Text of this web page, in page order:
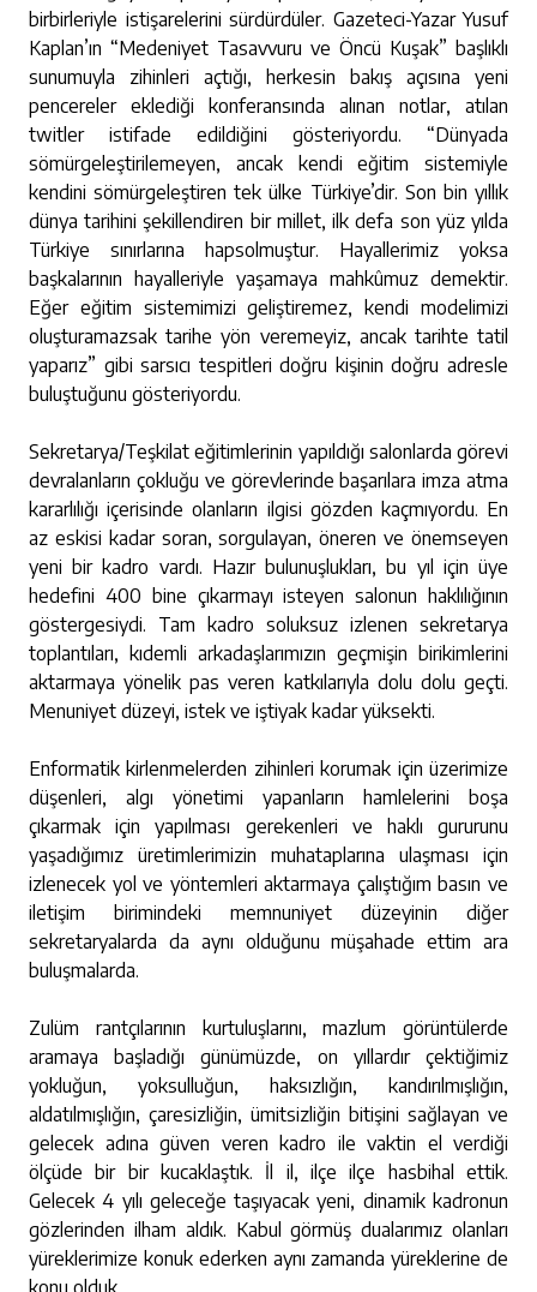
birbirleriyle istişarelerini sürdürdüler. Gazeteci-Yazar Yusuf
Kaplan’ın “Medeniyet Tasavvuru ve Öncü Kuşak” başlıklı
sunumuyla zihinleri açtığı, herkesin bakış açısına yeni
pencereler eklediği konferansında alınan notlar, atılan
twitler istifade edildiğini gösteriyordu. “Dünyada
sömürgeleştirilemeyen, ancak kendi eğitim sistemiyle
kendini sömürgeleştiren tek ülke Türkiye’dir. Son bin yıllık
dünya tarihini şekillendiren bir millet, ilk defa son yüz yılda
Türkiye sınırlarına hapsolmuştur. Hayallerimiz yoksa
başkalarının hayalleriyle yaşamaya mahkûmuz demektir.
Eğer eğitim sistemimizi geliştiremez, kendi modelimizi
oluşturamazsak tarihe yön veremeyiz, ancak tarihte tatil
yaparız” gibi sarsıcı tespitleri doğru kişinin doğru adresle
buluştuğunu gösteriyordu.
Sekretarya/Teşkilat eğitimlerinin yapıldığı salonlarda görevi
devralanların çokluğu ve görevlerinde başarılara imza atma
kararlılığı içerisinde olanların ilgisi gözden kaçmıyordu. En
az eskisi kadar soran, sorgulayan, öneren ve önemseyen
yeni bir kadro vardı. Hazır bulunuşlukları, bu yıl için üye
hedefini 400 bine çıkarmayı isteyen salonun haklılığının
göstergesiydi. Tam kadro soluksuz izlenen sekretarya
toplantıları, kıdemli arkadaşlarımızın geçmişin birikimlerini
aktarmaya yönelik pas veren katkılarıyla dolu dolu geçti.
Menuniyet düzeyi, istek ve iştiyak kadar yüksekti.
Enformatik kirlenmelerden zihinleri korumak için üzerimize
düşenleri, algı yönetimi yapanların hamlelerini boşa
çıkarmak için yapılması gerekenleri ve haklı gururunu
yaşadığımız üretimlerimizin muhataplarına ulaşması için
izlenecek yol ve yöntemleri aktarmaya çalıştığım basın ve
iletişim birimindeki memnuniyet düzeyinin diğer
sekretaryalarda da aynı olduğunu müşahade ettim ara
buluşmalarda.
Zulüm rantçılarının kurtuluşlarını, mazlum görüntülerde
aramaya başladığı günümüzde, on yıllardır çektiğimiz
yokluğun, yoksulluğun, haksızlığın, kandırılmışlığın,
aldatılmışlığın, çaresizliğin, ümitsizliğin bitişini sağlayan ve
gelecek adına güven veren kadro ile vaktin el verdiği
ölçüde bir bir kucaklaştık. İl il, ilçe ilçe hasbihal ettik.
Gelecek 4 yılı geleceğe taşıyacak yeni, dinamik kadronun
gözlerinden ilham aldık. Kabul görmüş dualarımız olanları
yüreklerimize konuk ederken aynı zamanda yüreklerine de
konu olduk.